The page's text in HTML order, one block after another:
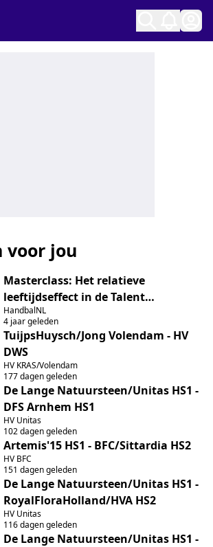
voor jou
Masterclass: Het relatieve
leeftijdseffect in de Talent
Ontwikkeling België-NL
HandbalNL
4 jaar geleden
TuijpsHuysch/Jong Volendam - HV
DWS
HV KRAS/Volendam
177 dagen geleden
De Lange Natuursteen/Unitas HS1 -
DFS Arnhem HS1
HV Unitas
102 dagen geleden
Artemis'15 HS1 - BFC/Sittardia HS2
HV BFC
151 dagen geleden
De Lange Natuursteen/Unitas HS1 -
RoyalFloraHolland/HVA HS2
HV Unitas
116 dagen geleden
De Lange Natuursteen/Unitas HS1 -